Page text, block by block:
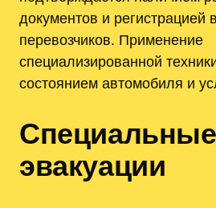
документов и регистрацией
перевозчиков. Применение
специализированной
состоянием автомобиля и
эвакуации